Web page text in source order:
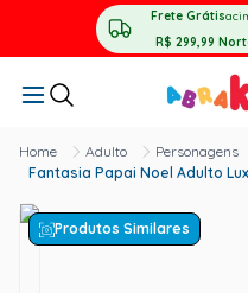
Frete Grátis
R$ 299,99
Adulto
Personagens
Fantasia Papai Noel Adulto
Produtos Similares